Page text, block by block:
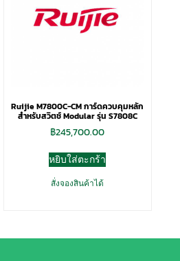
Ruijie M7800C-CM การ์ดควบคุมหลัก
สำหรับสวิตช์ Modular รุ่น S7808C
฿245,700.00
หยิบใส่ตะกร้า
สั่งจองสินค้าได้